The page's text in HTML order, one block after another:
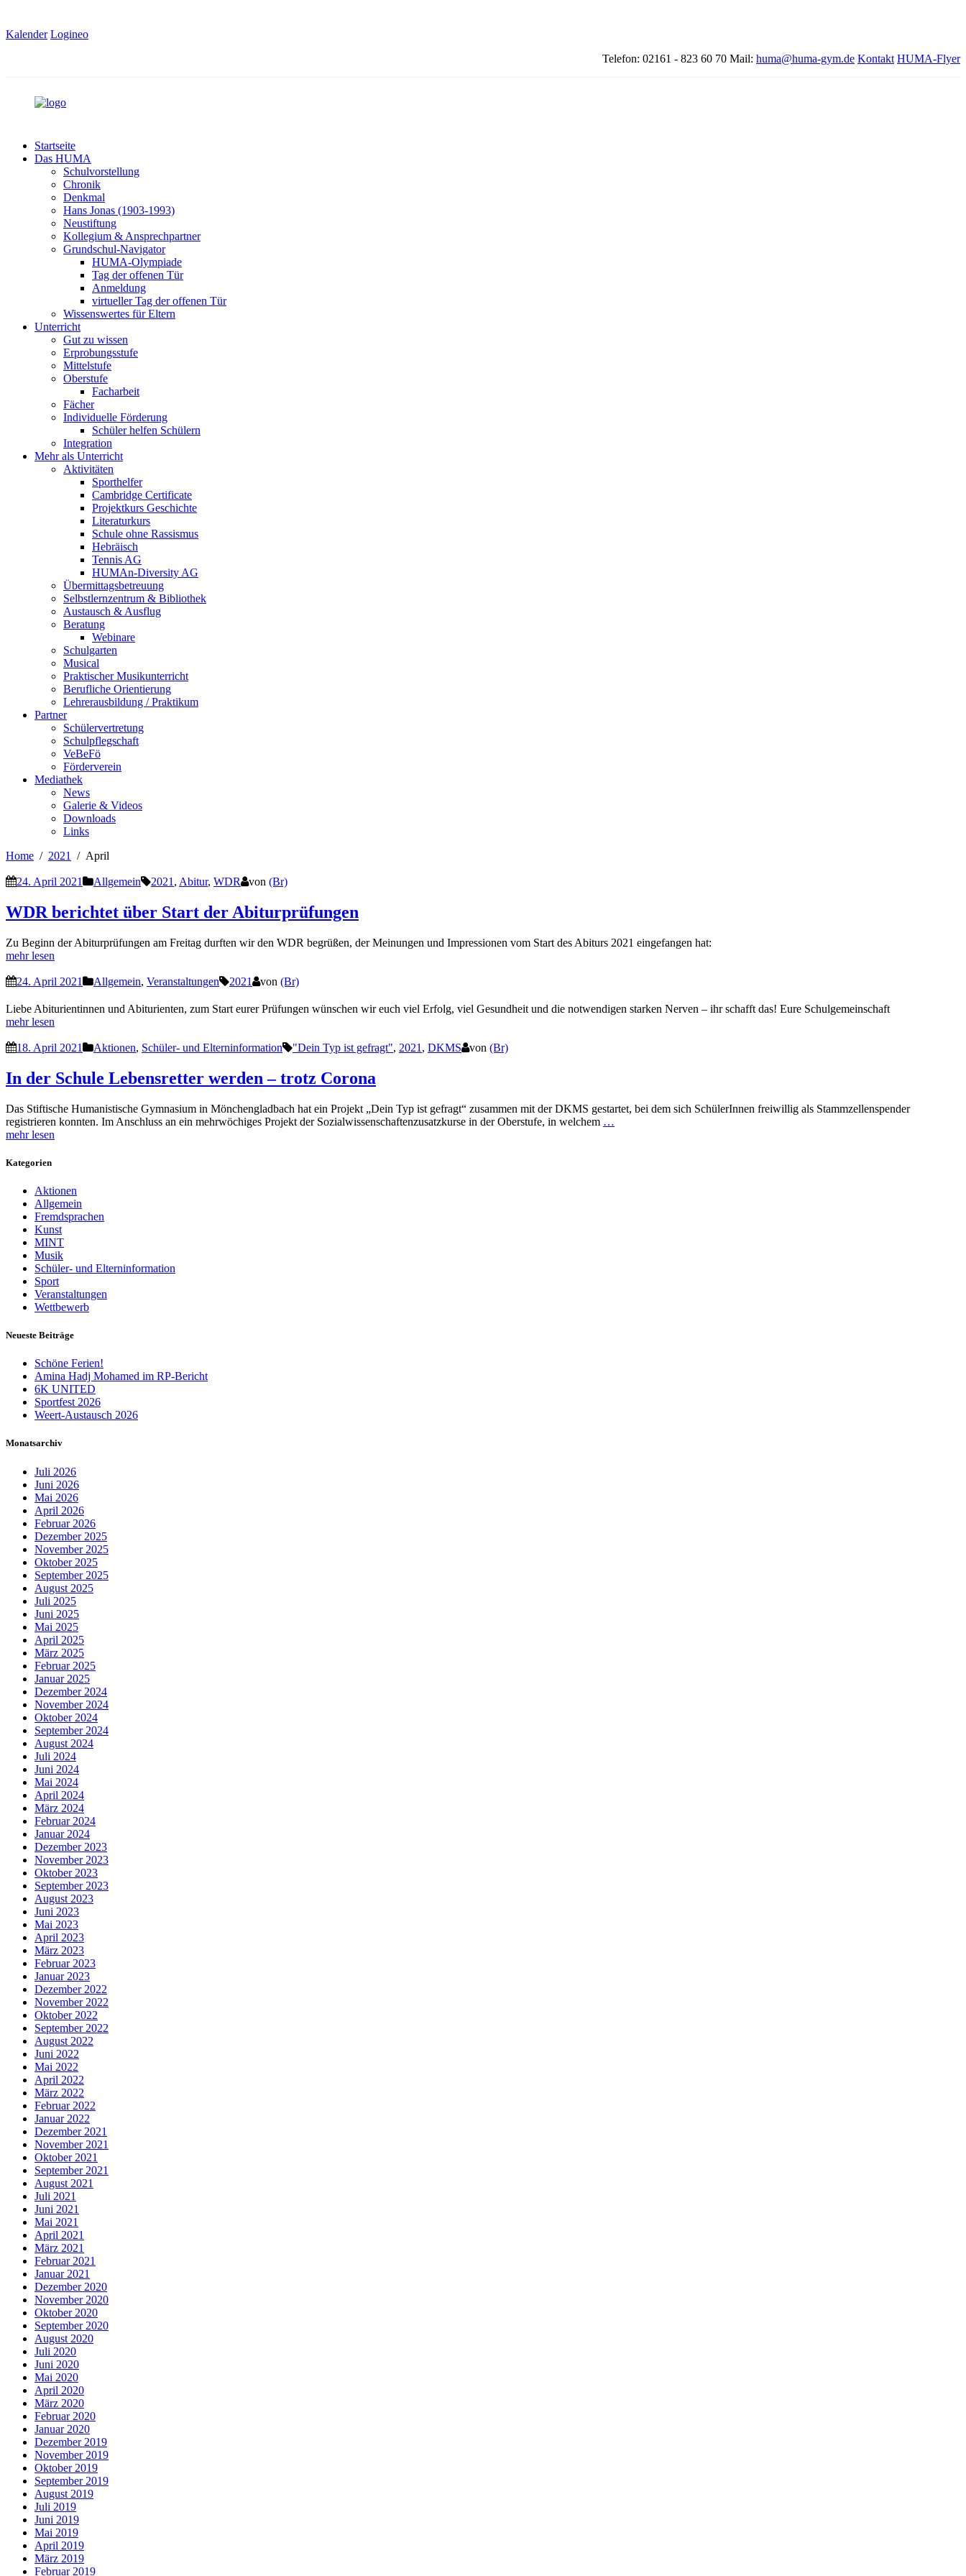
Kalender Logineo
Telefon: 02161 - 823 60 70 Mail: huma@huma-gym.de Kontakt HUMA-Flyer
Startseite
Das HUMA
Schulvorstellung
Chronik
Denkmal
Hans Jonas (1903-1993)
Neustiftung
Kollegium & Ansprechpartner
Grundschul-Navigator
HUMA-Olympiade
Tag der offenen Tür
Anmeldung
virtueller Tag der offenen Tür
Wissenswertes für Eltern
Unterricht
Gut zu wissen
Erprobungsstufe
Mittelstufe
Oberstufe
Facharbeit
Fächer
Individuelle Förderung
Schüler helfen Schülern
Integration
Mehr als Unterricht
Aktivitäten
Sporthelfer
Cambridge Certificate
Projektkurs Geschichte
Literaturkurs
Schule ohne Rassismus
Hebräisch
Tennis AG
HUMAn-Diversity AG
Übermittagsbetreuung
Selbstlernzentrum & Bibliothek
Austausch & Ausflug
Beratung
Webinare
Schulgarten
Musical
Praktischer Musikunterricht
Berufliche Orientierung
Lehrerausbildung / Praktikum
Partner
Schülervertretung
Schulpflegschaft
VeBeFö
Förderverein
Mediathek
News
Galerie & Videos
Downloads
Links
Home
2021 April
24. April 2021 Allgemein 2021 , Abitur, WDR von (Br)
WDR berichtet über Start der Abiturprüfungen
Zu Beginn der Abiturprüfungen am Freitag durften wir den WDR begrüßen, der Meinungen und Impressionen vom Start des Abiturs 2021 eingefangen hat:
mehr lesen
24. April 2021 Allgemein, Veranstaltungen 2021 von (Br)
Liebe Abiturientinnen und Abiturienten, zum Start eurer Prüfungen wünschen wir euch viel Erfolg, viel Gesundheit und die notwendigen starken Nerven – ihr schafft das! Eure Schulgemeinschaft
mehr lesen
18. April 2021 Aktionen, Schüler- und Elterninformation "Dein Typ ist gefragt", 2021 , DKMS von (Br)
In der Schule Lebensretter werden – trotz Corona
Das Stiftische Humanistische Gymnasium in Mönchengladbach hat ein Projekt „Dein Typ ist gefragt“ zusammen mit der DKMS gestartet, bei dem sich SchülerInnen freiwillig als Stammzellenspender
registrieren konnten. Im Anschluss an ein mehrwöchiges Projekt der Sozialwissenschaftenzusatzkurse in der Oberstufe, in welchem …
mehr lesen
Kategorien
Aktionen
Allgemein
Fremdsprachen
Kunst
MINT
Musik
Schüler- und Elterninformation
Sport
Veranstaltungen
Wettbewerb
Neueste Beiträge
Schöne Ferien!
Amina Hadj Mohamed im RP-Bericht
6K UNITED
Sportfest 2026
Weert-Austausch 2026
Monatsarchiv
Juli 2026
Juni 2026
Mai 2026
April 2026
Februar 2026
Dezember 2025
November 2025
Oktober 2025
September 2025
August 2025
Juli 2025
Juni 2025
Mai 2025
April 2025
März 2025
Februar 2025
Januar 2025
Dezember 2024
November 2024
Oktober 2024
September 2024
August 2024
Juli 2024
Juni 2024
Mai 2024
April 2024
März 2024
Februar 2024
Januar 2024
Dezember 2023
November 2023
Oktober 2023
September 2023
August 2023
Juni 2023
Mai 2023
April 2023
März 2023
Februar 2023
Januar 2023
Dezember 2022
November 2022
Oktober 2022
September 2022
August 2022
Juni 2022
Mai 2022
April 2022
März 2022
Februar 2022
Januar 2022
Dezember 2021
November 2021
Oktober 2021
September 2021
August 2021
Juli 2021
Juni 2021
Mai 2021
April 2021
März 2021
Februar 2021
Januar 2021
Dezember 2020
November 2020
Oktober 2020
September 2020
August 2020
Juli 2020
Juni 2020
Mai 2020
April 2020
März 2020
Februar 2020
Januar 2020
Dezember 2019
November 2019
Oktober 2019
September 2019
August 2019
Juli 2019
Juni 2019
Mai 2019
April 2019
März 2019
Februar 2019